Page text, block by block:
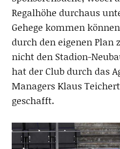
Regalhöhe durchaus
Gehege kommen
durch den eigenen Plan
nicht den Stadion-
hat der Club durch das
Managers Klaus
geschafft.